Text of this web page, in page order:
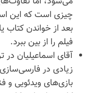
چیزی است که این
بعد از خواندن کتاب
فیلم را از بین ببرد.
آقای اسماعیلیان
زیادی در
بازی‌های ویدئویی و